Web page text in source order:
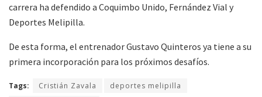
carrera ha defendido a Coquimbo Unido, Fernández Vial y
Deportes Melipilla.
De esta forma, el entrenador Gustavo Quinteros ya tiene a su
primera incorporación para los próximos desafíos.
Tags: Cristián Zavala
deportes melipilla